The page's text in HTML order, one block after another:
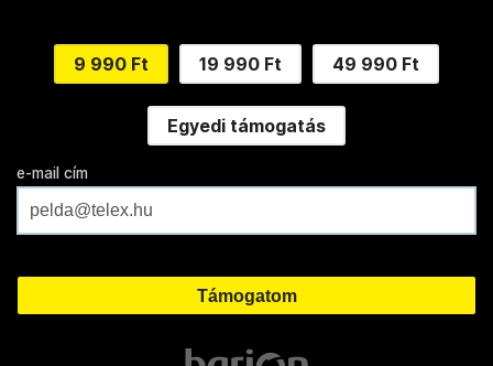
9 990 Ft 19 990 Ft 49 990 Ft
Egyedi támogatás
e-mail cím